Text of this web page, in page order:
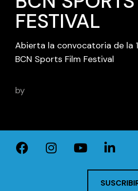
FESTIVAL
Abierta la convocatoria de la
BCN Sports Film Festival
by